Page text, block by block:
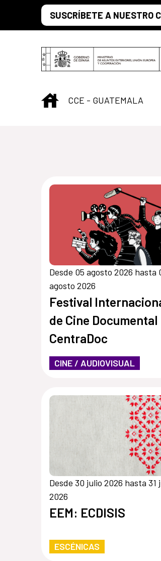
Saltar al contenido principal
SUSCRÍBETE A NUESTRO
INICIO
CCE - GUATEMALA
Desde 05 agosto 2026 hasta
agosto 2026
Festival
de Cine Documental
CentraDoc
CINE / AUDIOVISUAL
Desde 30 julio 2026 hasta 31
2026
EEM: ECDISIS
ESCÉNICAS